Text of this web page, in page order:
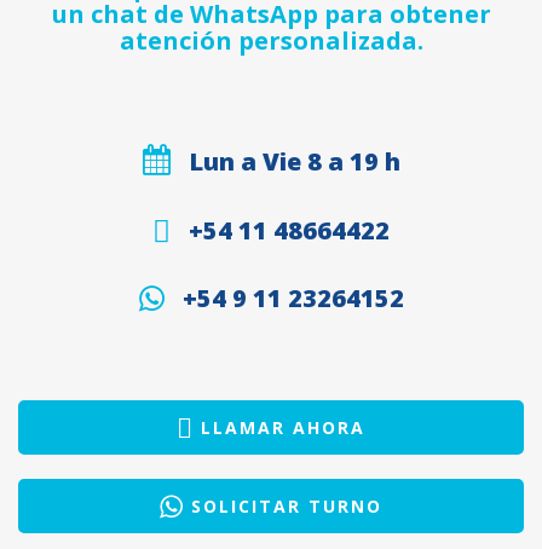
un chat de WhatsApp para obtener
atención personalizada.
Lun a Vie 8 a 19 h
+54 11 48664422
+54 9 11 23264152
LLAMAR AHORA
SOLICITAR TURNO